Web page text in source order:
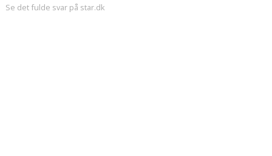
Se det fulde svar på star.dk